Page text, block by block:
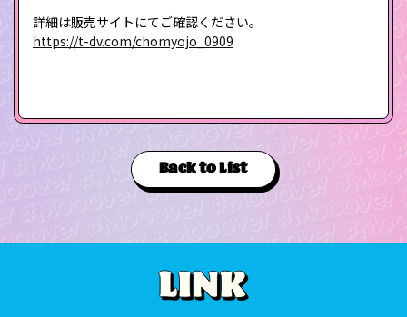
詳細は販売サイトにてご確認ください。
https://t-dv.com/chomyojo_0909
Back to List